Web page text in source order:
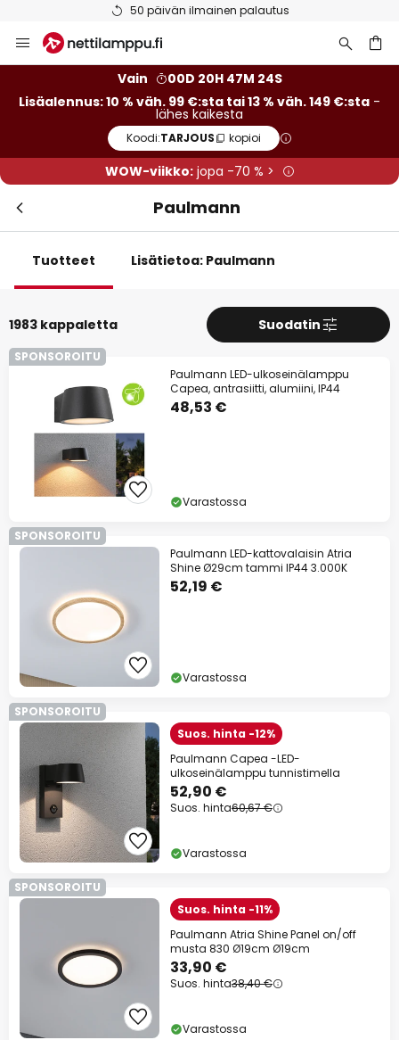
Ilmainen toimitus väh. 99 euron tilauksille
to
Vain
00D 20H 47M 22S
Lisäalennus: 10 % väh. 99 €:sta tai 13 % väh. 149 €:sta -
lähes kaikesta
Koodi:TARJOUS kopioi
WOW-viikko:jopa -70 % >
Paulmann
Tuotteet Lisätietoa: Paulmann
1983 kappaletta Suodatin
SPONSOROITU
Paulmann LED-ulkoseinälamppu
Capea, antrasiitti, alumiini, IP44
48,53 €
Varastossa
SPONSOROITU
Paulmann LED-kattovalaisin Atria
Shine Ø29cm tammi IP44 3.000K
52,19 €
Varastossa
SPONSOROITU
Suos. hinta -12%
Paulmann Capea -LED-
ulkoseinälamppu tunnistimella
52,90 €
Suos. hinta60,67 €
Varastossa
SPONSOROITU
Suos. hinta -11%
Paulmann Atria Shine Panel on/off
musta 830 Ø19cm Ø19cm
33,90 €
Suos. hinta38,40 €
Varastossa
Lisäalennus
väh. 149 €:sta
10 % alennustaväh. 99 €:sta
lähes kaikesta*
Koodi:
Tarjouksiin